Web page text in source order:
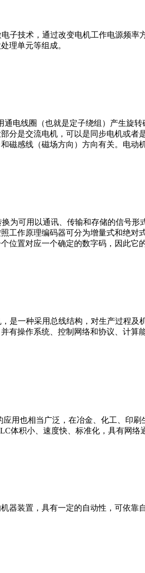
子技术，通过改变电机工作电源频
理单元等组成。
电线圈（也就是定子绕组）产生旋
分是交流电机，可以是同步电机或
磁感线（磁场方向）方向有关。电动
为可用以通讯、传输和存储的信号
工作原理编码器可分为增量式和绝
位置对应一个确定的数字码，因此它
，是一种采用总线结构，对生产过
有操作系统、控制网络和协议、计
用也相当广泛，在冶金、化工、印
体积小、速度快、标准化，具有网
器装置，具有一定的自动性，可依